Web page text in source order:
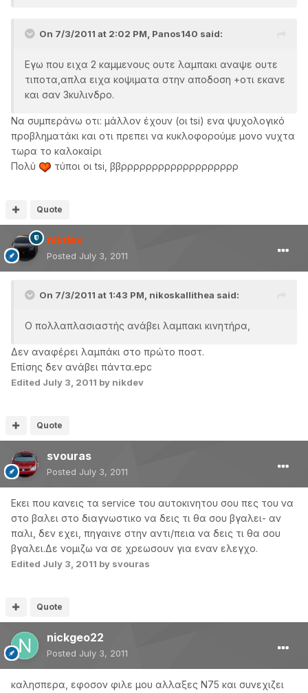
On 7/3/2011 at 2:02 PM, Panos140 said:
Εγω που ειχα 2 καμμενους ουτε λαμπακι αναψε ουτε
τιποτα,απλα ειχα κοψιματα στην αποδοση +οτι εκανε
και σαν 3κυλινδρο.
Να συμπεράνω οτι: μάλλον έχουν (οι tsi) ενα ψυχολογικό
προβληματάκι και οτι πρεπει να κυκλοφορούμε μονο νυχτα
τωρα το καλοκαίρι
Πολύ
τύποι οι tsi, ββρρρρρρρρρρρρρρρρρρρ
Quote
nikdev
Posted July 3, 2011
On 7/3/2011 at 1:43 PM, nikoskallithea said:
O πολλαπλασιαστής ανάβει λαμπακι κινητήρα,
Δεν αναφέρει λαμπάκι στο πρώτο ποστ.
Επίσης δεν ανάβει πάντα.epc
Edited July 3, 2011 by nikdev
Quote
svouras
Posted July 3, 2011
Εκει που κανεις τα service του αυτοκινητου σου πες του να
στο βαλει στο διαγνωστικο να δεις τι θα σου βγαλει- αν
παλι, δεν εχει, πηγαινε στην αντι/πεια να δεις τι θα σου
βγαλει.Δε νομιζω να σε χρεωσουν για εναν ελεγχο.
Edited July 3, 2011 by svouras
Quote
nickgeo22
Posted July 3, 2011
καλησπερα, εφοσον φιλε μου αλλαξες Ν75 και συνεχιζει